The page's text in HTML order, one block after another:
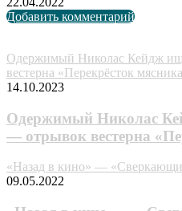
Добавить комментарий
Одержимый Николас Кейдж
вестерна «Перекрёсток
14.10.2023
Одержимый Николас
— отрывок вестерна
«Назад в кино» —
09.05.2022